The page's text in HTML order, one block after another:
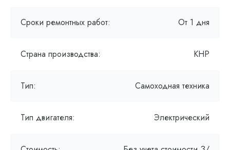
Сроки ремонтных работ: От 1 дня
Страна производства: КНР
Тип: Самоходная техника
Тип двигателя: Электрический